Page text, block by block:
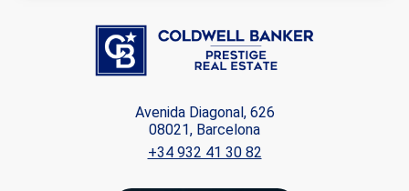
Avenida Diagonal, 626
08021, Barcelona
+34 932 41 30 82